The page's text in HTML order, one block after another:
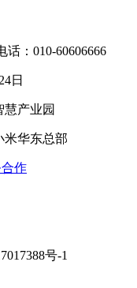
：010-60606666
日
产业园
米华东总部
作
号-1